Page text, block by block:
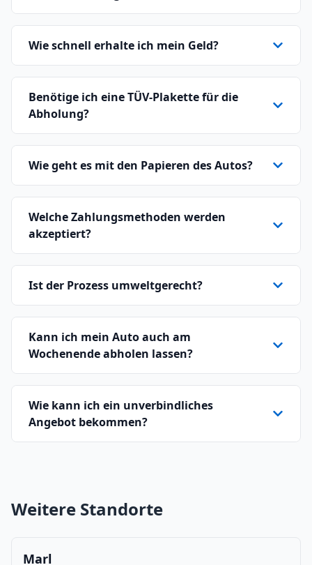
Wie schnell erhalte ich mein Geld?
Benötige ich eine TÜV-Plakette für die
Abholung?
Wie geht es mit den Papieren des Autos?
Welche Zahlungsmethoden werden
akzeptiert?
Ist der Prozess umweltgerecht?
Kann ich mein Auto auch am
Wochenende abholen lassen?
Wie kann ich ein unverbindliches
Angebot bekommen?
Weitere Standorte
Marl